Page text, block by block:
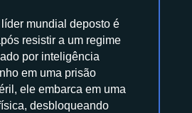
mundial deposto é
resistir a um regime
por inteligência
em uma prisão
ele embarca em uma
desbloqueando